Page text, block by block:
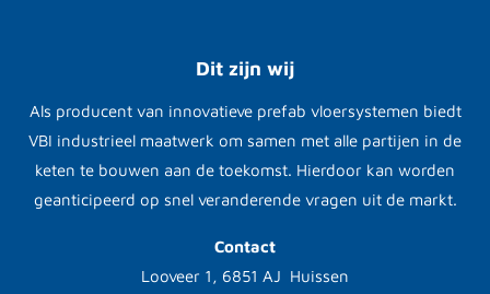
Dit zijn wij
Als producent van innovatieve prefab vloersystemen biedt
VBI industrieel maatwerk om samen met alle partijen in de
keten te bouwen aan de toekomst. Hierdoor kan worden
geanticipeerd op snel veranderende vragen uit de markt.
Contact
Looveer 1, 6851 AJ Huissen